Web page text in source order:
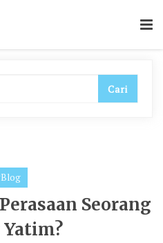
Seorang